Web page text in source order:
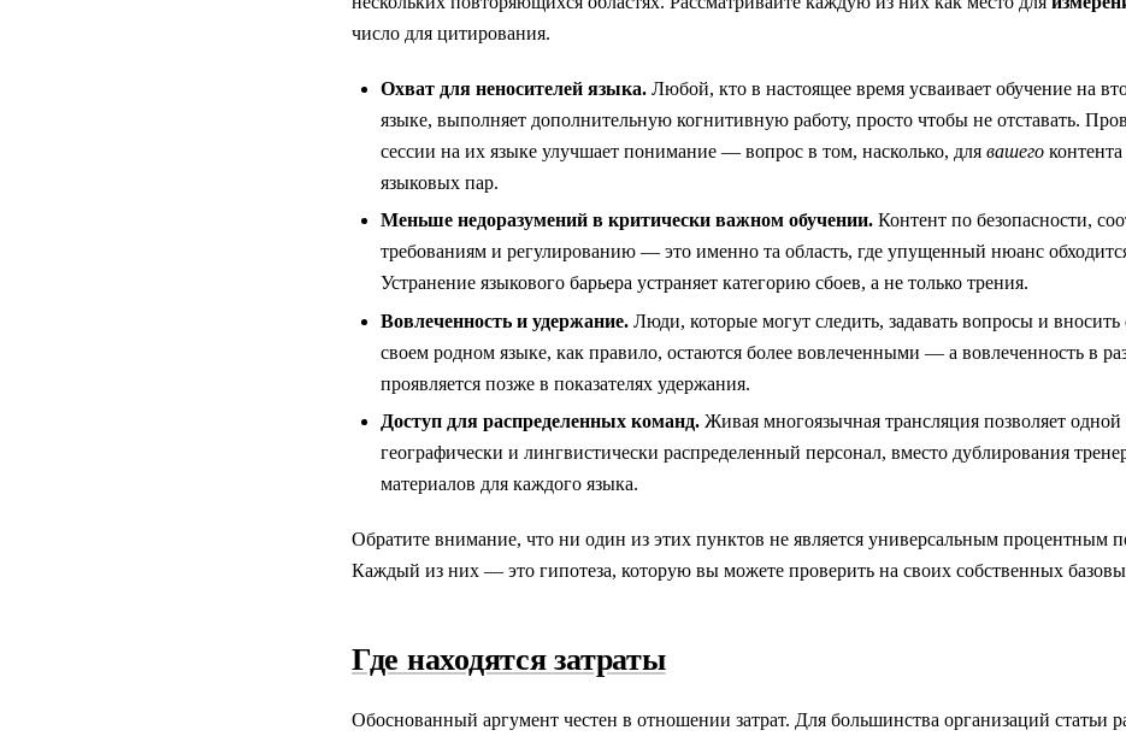
число для цитирования.
Охват для неносителей языка. Любой, кто в настоящее время усваивает обучение на
языке, выполняет дополнительную когнитивную работу, просто чтобы не отставать.
сессии на их языке улучшает понимание — вопрос в том, насколько, для вашего
языковых пар.
Меньше недоразумений в критически важном обучении. Контент по безопасности,
требованиям и регулированию — это именно та область, где упущенный нюанс
Устранение языкового барьера устраняет категорию сбоев, а не только трения.
Вовлеченность и удержание. Люди, которые могут следить, задавать вопросы и вносить
своем родном языке, как правило, остаются более вовлеченными — а вовлеченность в
проявляется позже в показателях удержания.
Доступ для распределенных команд. Живая многоязычная трансляция позволяет одной
географически и лингвистически распределенный персонал, вместо дублирования
материалов для каждого языка.
Обратите внимание, что ни один из этих пунктов не является универсальным процентным
Каждый из них — это гипотеза, которую вы можете проверить на своих собственных
Где находятся затраты
Обоснованный аргумент честен в отношении затрат. Для большинства организаций статьи